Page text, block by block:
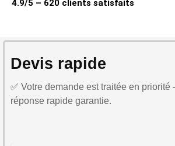
4.9/5 – 620 clients satisfaits
Devis rapide
✅ Votre demande est traitée en priorité
réponse rapide garantie.